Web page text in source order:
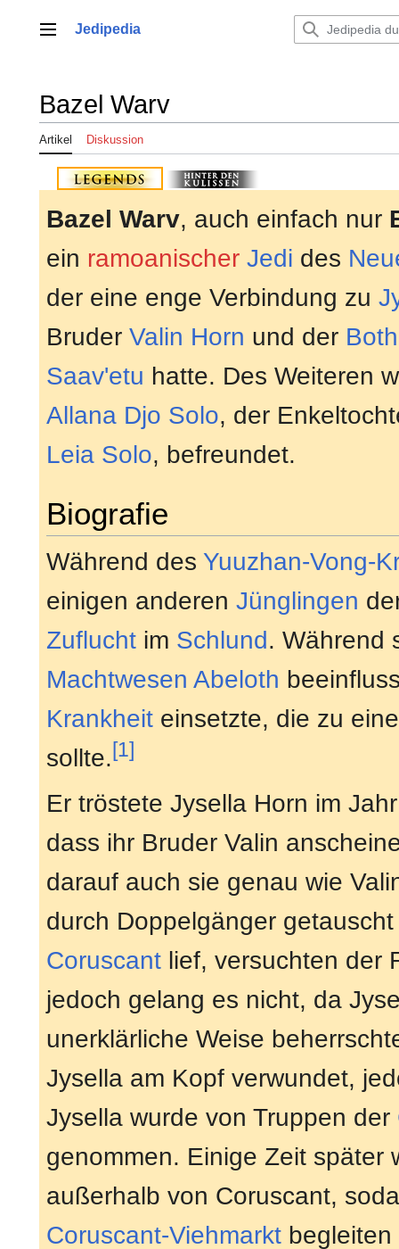
springenHauptmenü
Jedipedia
Bazel Warv
Artikel Diskussion
Bazel Warv, auch einfach nur
ein ramoanischer Jedi des
der eine enge Verbindung zu
Bruder Valin Horn und der
Saav'etu hatte. Des Weiteren
Allana Djo Solo, der
Leia Solo, befreundet.
Biografie
Während des Yuuzhan-Vong-
einigen anderen Jünglingen
Zuflucht im Schlund. Während
Machtwesen Abeloth
Krankheit einsetzte, die zu
sollte.[1]
Er tröstete Jysella Horn im
dass ihr Bruder Valin
darauf auch sie genau wie
durch Doppelgänger
Coruscant lief, versuchten der
jedoch gelang es nicht, da
unerklärliche Weise
Jysella am Kopf verwundet,
Jysella wurde von Truppen der
genommen. Einige Zeit später
außerhalb von Coruscant,
Coruscant-Viehmarkt